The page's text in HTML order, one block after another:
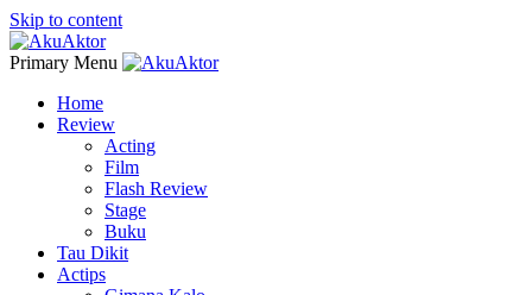
Skip to content
Primary Menu
Home
Review
Acting
Film
Flash Review
Stage
Buku
Tau Dikit
Actips